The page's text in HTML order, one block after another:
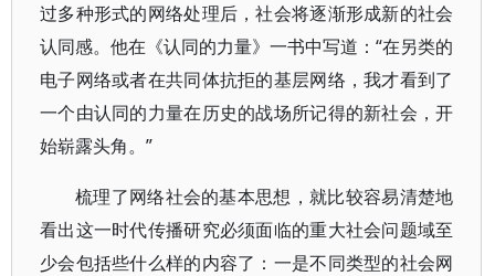
过多种形式的网络处理后，社会将逐渐形成新的社会
认同感。他在《认同的力量》一书中写道：“在另类的
电子网络或者在共同体抗拒的基层网络，我才看到了
一个由认同的力量在历史的战场所记得的新社会，开
始崭露头角。”
梳理了网络社会的基本思想，就比较容易清楚地
看出这一时代传播研究必须面临的重大社会问题域至
少会包括些什么样的内容了：一是不同类型的社会网